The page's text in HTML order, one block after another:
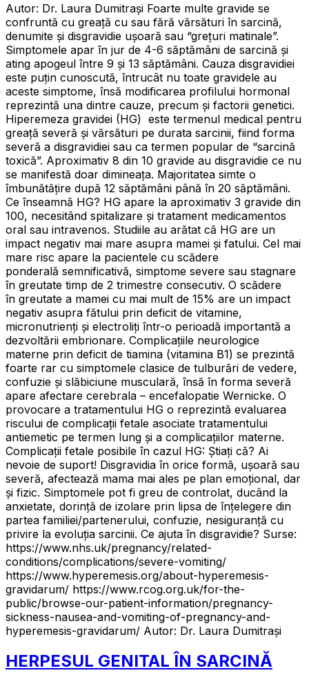
Autor: Dr. Laura Dumitrași Foarte multe gravide se
confruntă cu greață cu sau fără vărsături în sarcină,
denumite și disgravidie ușoară sau “grețuri matinale”.
Simptomele apar în jur de 4-6 săptămâni de sarcină și
ating apogeul între 9 și 13 săptămâni. Cauza disgravidiei
este puțin cunoscută, întrucât nu toate gravidele au
aceste simptome, însă modificarea profilului hormonal
reprezintă una dintre cauze, precum și factorii genetici.
Hiperemeza gravidei (HG) este termenul medical pentru
greață severă și vărsături pe durata sarcinii, fiind forma
severă a disgravidiei sau ca termen popular de “sarcină
toxică”. Aproximativ 8 din 10 gravide au disgravidie ce nu
se manifestă doar dimineața. Majoritatea simte o
îmbunătățire după 12 săptămâni până în 20 săptămâni.
Ce înseamnă HG? HG apare la aproximativ 3 gravide din
100, necesitând spitalizare și tratament medicamentos
oral sau intravenos. Studiile au arătat că HG are un
impact negativ mai mare asupra mamei și fatului. Cel mai
mare risc apare la pacientele cu scădere
ponderală semnificativă, simptome severe sau stagnare
în greutate timp de 2 trimestre consecutiv. O scădere
în greutate a mamei cu mai mult de 15% are un impact
negativ asupra fătului prin deficit de vitamine,
micronutrienți și electroliți într-o perioadă importantă a
dezvoltării embrionare. Complicațiile neurologice
materne prin deficit de tiamina (vitamina B1) se prezintă
foarte rar cu simptomele clasice de tulburări de vedere,
confuzie și slăbiciune musculară, însă în forma severă
apare afectare cerebrala – encefalopatie Wernicke. O
provocare a tratamentului HG o reprezintă evaluarea
riscului de complicații fetale asociate tratamentului
antiemetic pe termen lung și a complicațiilor materne.
Complicații fetale posibile în cazul HG: Știați că? Ai
nevoie de suport! Disgravidia în orice formă, ușoară sau
severă, afectează mama mai ales pe plan emoțional, dar
și fizic. Simptomele pot fi greu de controlat, ducând la
anxietate, dorință de izolare prin lipsa de înțelegere din
partea familiei/partenerului, confuzie, nesiguranță cu
privire la evoluția sarcinii. Ce ajuta în disgravidie? Surse:
https://www.nhs.uk/pregnancy/related-
conditions/complications/severe-vomiting/
https://www.hyperemesis.org/about-hyperemesis-
gravidarum/ https://www.rcog.org.uk/for-the-
public/browse-our-patient-information/pregnancy-
sickness-nausea-and-vomiting-of-pregnancy-and-
hyperemesis-gravidarum/ Autor: Dr. Laura Dumitrași
HERPESUL GENITAL ÎN SARCINĂ